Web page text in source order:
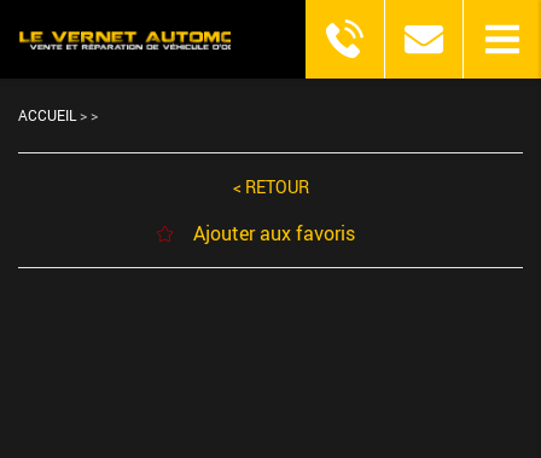
ACCUEIL >>
< RETOUR
Ajouter aux favoris